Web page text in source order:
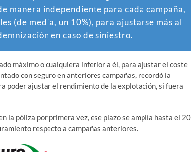
manera independiente para cada campaña,
(de media, un 10%), para ajustarse más al
en caso de siniestro.
máximo o cualquiera inferior a él, para ajustar el coste
con seguro en anteriores campañas, recordó la
poder ajustar el rendimiento de la explotación, si fuera
la póliza por primera vez, ese plazo se amplía hasta el 20
respecto a campañas anteriores.